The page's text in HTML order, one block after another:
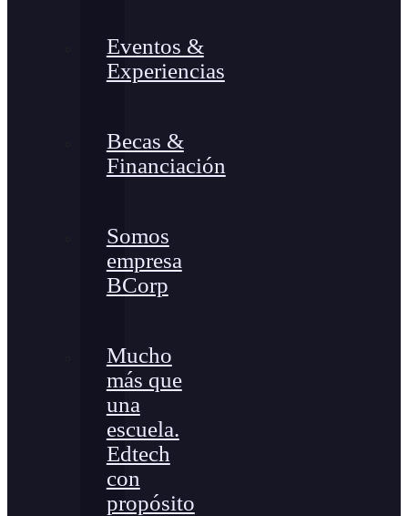
Eventos &
Experiencias
Becas &
Financiación
Somos
empresa
BCorp
Mucho
más que
una
escuela.
Edtech
con
propósito